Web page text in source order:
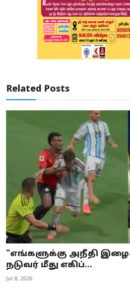
Related Posts
"எங்களுக்கு அநீதி
நடுவர் மீது எகிப்...
Jul 8, 2026